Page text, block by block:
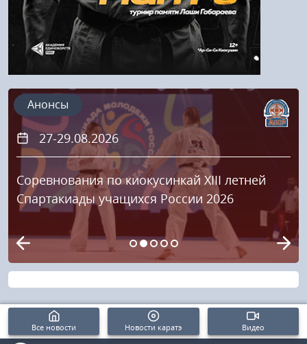
27-29.08.2026
Соревнования по киокусинкай XIII летней
Спартакиады учащихся России 2026
Анонсы
Все новости Новости каратэ Видео